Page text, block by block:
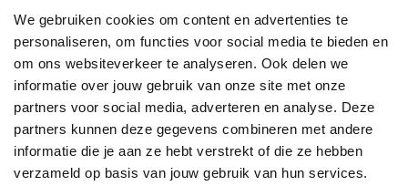
We gebruiken cookies om content en advertenties te
personaliseren, om functies voor social media te bieden en
om ons websiteverkeer te analyseren. Ook delen we
informatie over jouw gebruik van onze site met onze
partners voor social media, adverteren en analyse. Deze
partners kunnen deze gegevens combineren met andere
informatie die je aan ze hebt verstrekt of die ze hebben
verzameld op basis van jouw gebruik van hun services.
doelgroep actief is, test campagnes met
duidelijke conversiepunten, meet wekelijks
prestaties en stuur bij waar nodig. Door klein
te starten, scherp te meten en gericht te
optimaliseren, voorkom je dat je budget
versnipperd raakt en werk je stap voor stap